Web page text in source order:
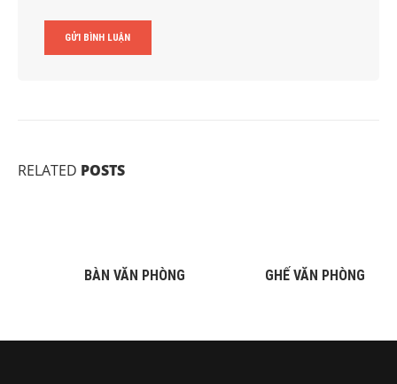
RELATED POSTS
BÀN VĂN PHÒNG GHẾ VĂN PHÒNG